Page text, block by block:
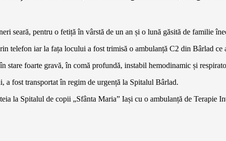
seară, pentru o fetiță în vârstă de un an și o lună găsită de familie
telefon iar la fața locului a fost trimisă o ambulanță C2 din Bârlad ce
stare foarte gravă, în comă profundă, instabil hemodinamic și
a fost transportat în regim de urgență la Spitalul Bârlad.
la Spitalul de copii „Sfânta Maria” Iași cu o ambulanță de Terapie